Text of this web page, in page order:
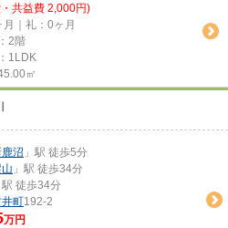
共益費 2,000円)
月｜礼：0ヶ月
2階
1LDK
㎡
沼 」駅 徒歩5分
」駅 徒歩34分
駅 徒歩34分
町192-2
万円